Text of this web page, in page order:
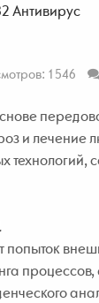
Антивирус
1546
и